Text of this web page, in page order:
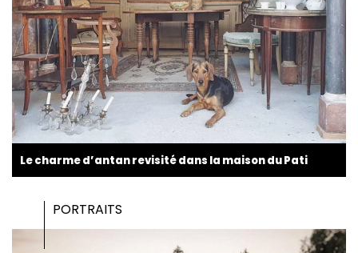
Le charme d’antan revisité dans la maison du Pati
PORTRAITS